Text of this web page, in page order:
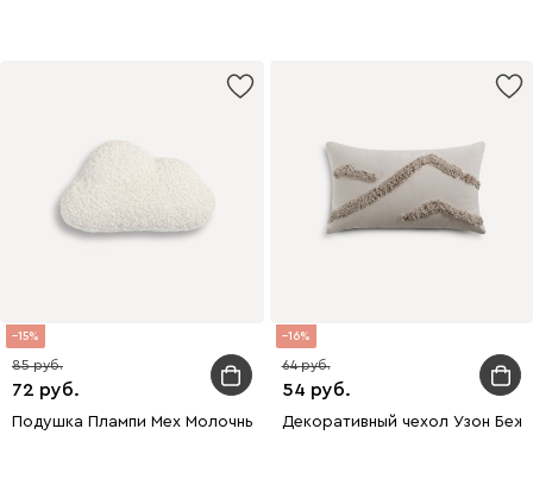
15
72
85
Подушка Плампи Мех Молочный
16
54
64
Декоративный чехол Узон